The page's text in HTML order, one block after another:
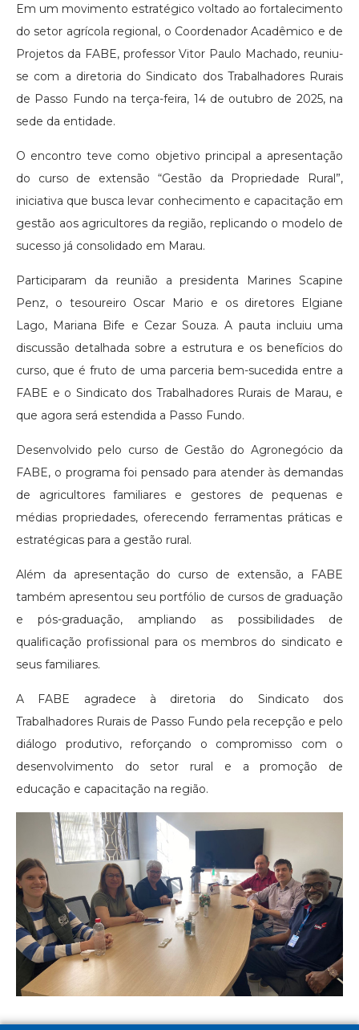
Em um movimento estratégico voltado ao fortalecimento
do setor agrícola regional, o Coordenador Acadêmico e de
Projetos da FABE, professor Vitor Paulo Machado, reuniu-
se com a diretoria do Sindicato dos Trabalhadores Rurais
de Passo Fundo na terça-feira, 14 de outubro de 2025, na
sede da entidade.
O encontro teve como objetivo principal a apresentação
do curso de extensão “Gestão da Propriedade Rural”,
iniciativa que busca levar conhecimento e capacitação em
gestão aos agricultores da região, replicando o modelo de
sucesso já consolidado em Marau.
Participaram da reunião a presidenta Marines Scapine
Penz, o tesoureiro Oscar Mario e os diretores Elgiane
Lago, Mariana Bife e Cezar Souza. A pauta incluiu uma
discussão detalhada sobre a estrutura e os benefícios do
curso, que é fruto de uma parceria bem-sucedida entre a
FABE e o Sindicato dos Trabalhadores Rurais de Marau, e
que agora será estendida a Passo Fundo.
Desenvolvido pelo curso de Gestão do Agronegócio da
FABE, o programa foi pensado para atender às demandas
de agricultores familiares e gestores de pequenas e
médias propriedades, oferecendo ferramentas práticas e
estratégicas para a gestão rural.
Além da apresentação do curso de extensão, a FABE
também apresentou seu portfólio de cursos de graduação
e pós-graduação, ampliando as possibilidades de
qualificação profissional para os membros do sindicato e
seus familiares.
A FABE agradece à diretoria do Sindicato dos
Trabalhadores Rurais de Passo Fundo pela recepção e pelo
diálogo produtivo, reforçando o compromisso com o
desenvolvimento do setor rural e a promoção de
educação e capacitação na região.